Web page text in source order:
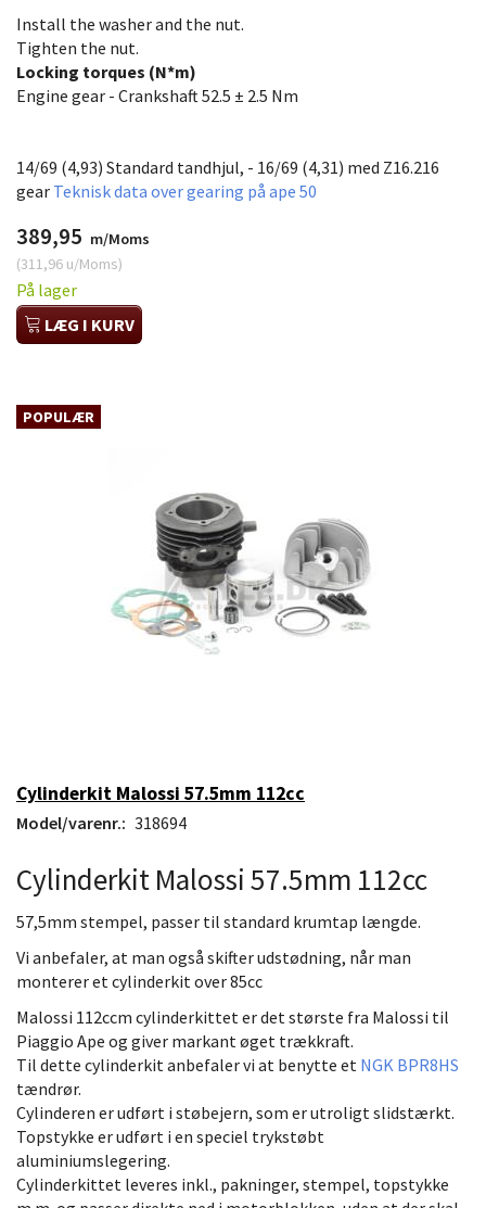
Install the washer and the nut.
Tighten the nut.
Locking torques (N*m)
Engine gear - Crankshaft 52.5 ± 2.5 Nm
14/69 (4,93) Standard tandhjul, - 16/69 (4,31) med Z16.216
gear Teknisk data over gearing på ape 50
389,95 m/Moms
(311,96 u/Moms)
På lager
LÆG I KURV
POPULÆR
Cylinderkit Malossi 57.5mm 112cc
Model/varenr.: 318694
Cylinderkit Malossi 57.5mm 112cc
57,5mm stempel, passer til standard krumtap længde.
Vi anbefaler, at man også skifter udstødning, når man
monterer et cylinderkit over 85cc
Malossi 112ccm cylinderkittet er det største fra Malossi til
Piaggio Ape og giver markant øget trækkraft.
Til dette cylinderkit anbefaler vi at benytte et NGK BPR8HS
tændrør.
Cylinderen er udført i støbejern, som er utroligt slidstærkt.
Topstykke er udført i en speciel trykstøbt
aluminiumslegering.
Cylinderkittet leveres inkl., pakninger, stempel, topstykke